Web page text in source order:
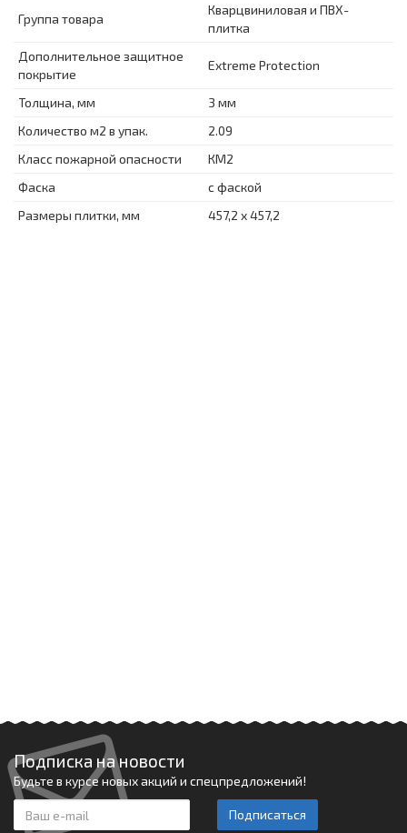
Группа товара
Кварцвиниловая и ПВХ-
плитка
Дополнительное защитное
покрытие
Extreme Protection
Толщина, мм
3 мм
Количество м2 в упак.
2.09
Класс пожарной опасности
КМ2
Фаска
с фаской
Размеры плитки, мм
457,2 х 457,2
Подписка на новости
Будьте в курсе новых акций и спецпредложений!
Подписаться